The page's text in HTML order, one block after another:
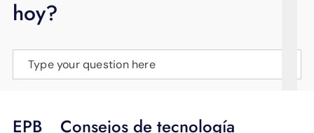
APOYO
hoy?
Type your question here
EPB _ Consejos de tecnología